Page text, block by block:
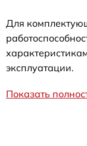
Для
эксплуатации.
Показать